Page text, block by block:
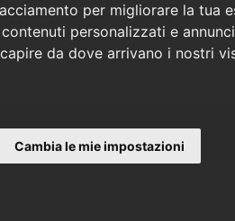
per migliorare la tua
personalizzati e
da dove arrivano i nostri
Cambia le mie impostazioni